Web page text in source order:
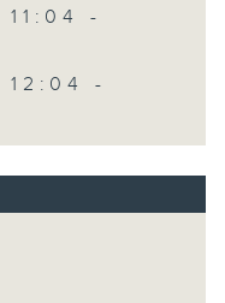
11:04 -
12:04 -